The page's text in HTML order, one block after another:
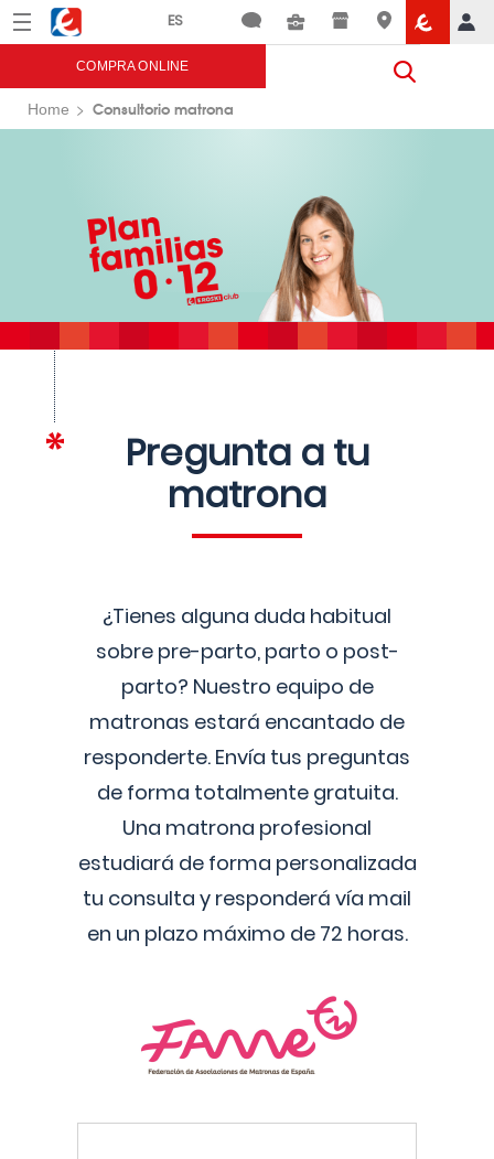
Menú Eroski
COMPRA ONLINE
Home Consultorio matrona
Pregunta a tu
matrona
¿Tienes alguna duda habitual
sobre pre-parto, parto o post-
parto? Nuestro equipo de
matronas estará encantado de
responderte. Envía tus preguntas
de forma totalmente gratuita.
Una matrona profesional
estudiará de forma personalizada
tu consulta y responderá vía mail
en un plazo máximo de 72 horas.